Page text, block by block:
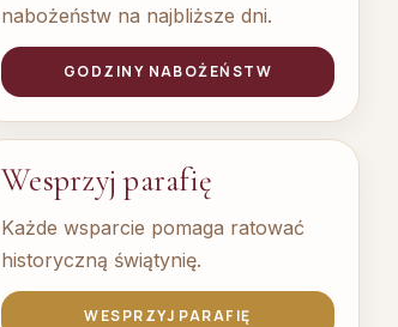
nabożeństw na najbliższe dni.
GODZINY NABOŻEŃSTW
Wesprzyj parafię
Każde wsparcie pomaga ratować
historyczną świątynię.
WESPRZYJ PARAFIĘ